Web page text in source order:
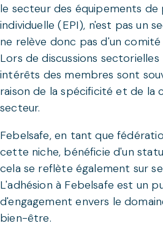
le secteur des équipements
individuelle (EPI), n'est pas un
ne relève donc pas d'un
Lors de discussions sectorielles
intérêts des membres sont
raison de la spécificité et de la
secteur.
Febelsafe, en tant que
cette niche, bénéficie d'un
cela se reflète également sur
L'adhésion à Febelsafe est un
d'engagement envers le
bien-être.